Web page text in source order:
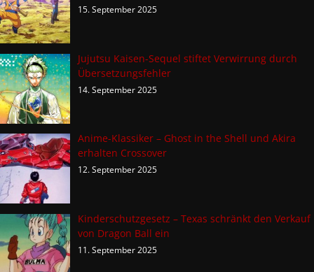
15. September 2025
Jujutsu Kaisen-Sequel stiftet Verwirrung durch
Übersetzungsfehler
14. September 2025
Anime-Klassiker – Ghost in the Shell und Akira
erhalten Crossover
12. September 2025
Kinderschutzgesetz – Texas schränkt den Verkauf
von Dragon Ball ein
11. September 2025